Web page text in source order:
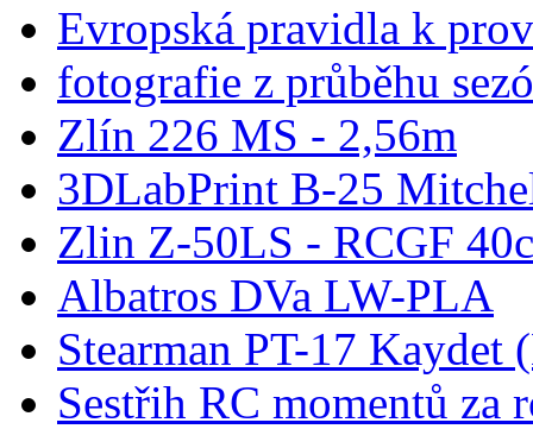
Evropská pravidla k
fotografie z průběhu
Zlín 226 MS - 2,56m
3DLabPrint B-25
Zlin Z-50LS - RCGF
Albatros DVa LW-PLA
Stearman PT-17 Kaydet
Sestřih RC momentů za